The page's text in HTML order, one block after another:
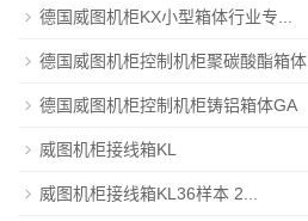
德国威图机柜KX小型箱体行业专...
德国威图机柜控制机柜聚碳酸酯箱体
德国威图机柜控制机柜铸铝箱体GA
威图机柜接线箱KL
威图机柜接线箱KL36样本 2...